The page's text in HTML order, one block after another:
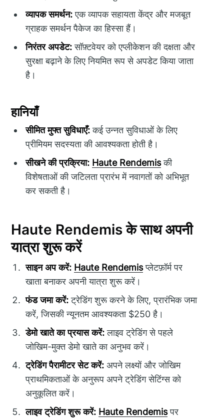
व्यापक समर्थन:एक व्यापक सहायता केंद्र और मजबूत
ग्राहक समर्थन पैकेज का हिस्सा हैं।
निरंतर अपडेट:सॉफ़्टवेयर को एप्लीकेशन की दक्षता और
सुरक्षा बढ़ाने के लिए नियमित रूप से अपडेट किया जाता
है।
हानियाँ
सीमित मुफ्त सुविधाएँ:कई उन्नत सुविधाओं के लिए
प्रीमियम सदस्यता की आवश्यकता होती है।
सीखने की प्रक्रिया: Haute Rendemisकी
विशेषताओं की जटिलता प्रारंभ में नवागतों को अभिभूत
कर सकती है।
Haute Rendemis के साथ अपनी
यात्रा शुरू करें
साइन अप करें: Haute Rendemisप्लेटफ़ॉर्म पर
खाता बनाकर अपनी यात्रा शुरू करें।
फंड जमा करें:ट्रेडिंग शुरू करने के लिए, प्रारंभिक जमा
करें, जिसकी न्यूनतम आवश्यकता $250 है।
डेमो खाते का प्रयास करें:लाइव ट्रेडिंग से पहले
जोखिम-मुक्त डेमो खाते का अनुभव करें।
ट्रेडिंग पैरामीटर सेट करें: अपने लक्ष्यों और जोखिम
प्राथमिकताओं के अनुरूप अपने ट्रेडिंग सेटिंग्स को
अनुकूलित करें।
लाइव ट्रेडिंग शुरू करें: Haute Rendemisपर